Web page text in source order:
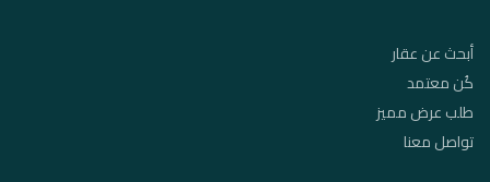
أبحث عن عقار
كُن معتمد
طلب عرض مميز
تواصل معنا